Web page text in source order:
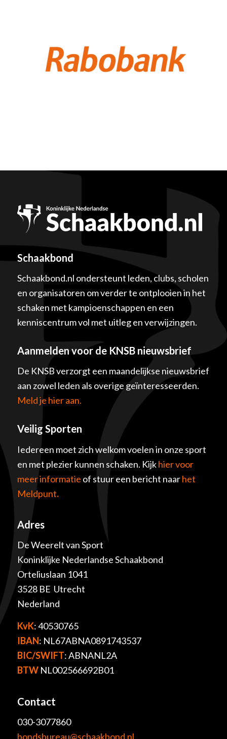
Schaakbond
Schaakbond.nl ondersteunt leden, clubs, scholen
en organisatoren om verder te ontplooien in het
schaken met kampioenschappen en een
kenniscentrum vol met uitleg en verwijzingen.
Aanmelden voor de KNSB nieuwsbrief
De KNSB verzorgt een maandelijkse nieuwsbrief
aan zowel leden als overige geïnteresseerden.
Meld je hier aan.
Veilig Sporten
Iedereen moet zich welkom voelen in onze sport
en met plezier kunnen schaken. Kijkhier voor
meer informatie of stuur een bericht naarhet
Meldpunt.
Adres
De Weerelt van Sport
Koninklijke Nederlandse Schaakbond
Orteliuslaan 1041
3528 BE Utrecht
Nederland
KvK: 40530765
IBAN: NL67ABNA0891743537
BIC/SWIFT: ABNANL2A
BTWNL002566692B01
Contact
030-3077860
bondsbureau@schaakbond.nl